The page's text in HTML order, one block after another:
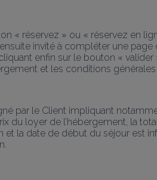
réservez » ou « réservez en
invité à compléter une
enfin sur le bouton «
et les conditions
par le Client impliquant
du loyer de l’hébergement, la
la date de début du séjour est